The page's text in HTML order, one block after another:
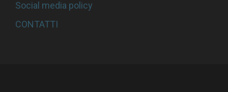
Social media policy
CONTATTI